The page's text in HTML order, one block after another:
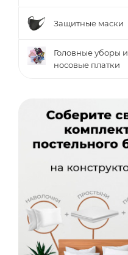
Защитные маски
Головные уборы и
носовые платки